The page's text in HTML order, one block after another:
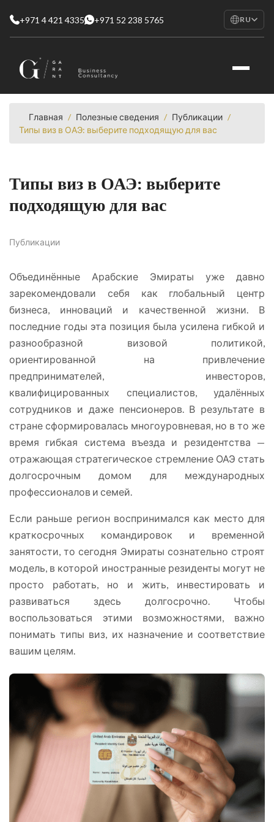
+971 4 421 4335 +971 52 238 5765 RU
Français
AR
Главная / Полезные сведения / Публикации /
Типы виз в ОАЭ: выберите подходящую для вас
Типы виз в ОАЭ: выберите
подходящую для вас
Публикации
Объединённые Арабские Эмираты уже давно
зарекомендовали себя как глобальный центр
бизнеса, инноваций и качественной жизни. В
последние годы эта позиция была усилена гибкой и
разнообразной визовой политикой,
ориентированной на привлечение
предпринимателей, инвесторов,
квалифицированных специалистов, удалённых
сотрудников и даже пенсионеров. В результате в
стране сформировалась многоуровневая, но в то же
время гибкая система въезда и резидентства —
отражающая стратегическое стремление ОАЭ стать
долгосрочным домом для международных
профессионалов и семей.
Если раньше регион воспринимался как место для
краткосрочных командировок и временной
занятости, то сегодня Эмираты сознательно строят
модель, в которой иностранные резиденты могут не
просто работать, но и жить, инвестировать и
развиваться здесь долгосрочно. Чтобы
воспользоваться этими возможностями, важно
понимать типы виз, их назначение и соответствие
вашим целям.